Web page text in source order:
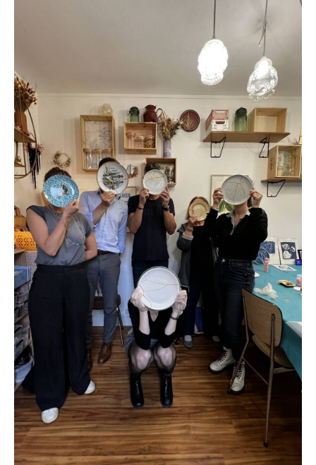
et plus précieux qu’avant le choc : vous repartirez
avec une céramique réparée mais surtout sublimée.
Je vous propose une pièce à réparer. Cependant,
venez avec votre pièce cassée et nous verrons sur
place s'il est possible de la réparer pendant l'atelier.
2 lieux possible
53 rue de Belleville 19ème - Paris
Métro : Belleville
Bus : 20 ou 71 - Arrêt : Julien Lacroix
ou
124 rue Legendre 17ème - Paris
Métro : La Fourche
Durée de l’atelier : 1h30
Nombre de participants maximum : 10
Nombre de participants minimum : 3
Niveau : Débutant
Age minimum : 10 ans